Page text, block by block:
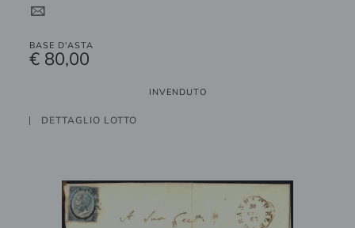
4
BASE D'ASTA
€ 80,00
INVENDUTO
DETTAGLIO LOTTO